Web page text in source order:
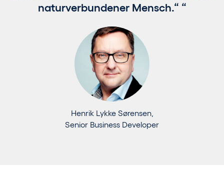
naturverbundener Mensch.“
Henrik Lykke Sørensen,
Senior Business Developer